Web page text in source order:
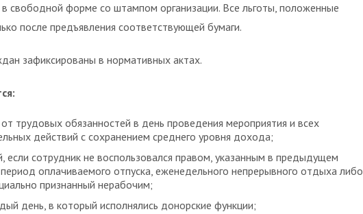
свободной форме со штампом организации. Все льготы, положенные
после предъявления соответствующей бумаги.
зафиксированы в нормативных актах.
трудовых обязанностей в день проведения мероприятия и всех
действий с сохранением среднего уровня дохода;
если сотрудник не воспользовался правом, указанным в предыдущем
оплачиваемого отпуска, еженедельного непрерывного отдыха либо
признанный нерабочим;
день, в который исполнялись донорские функции;